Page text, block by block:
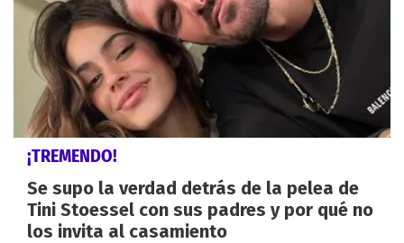
¡TREMENDO!
Se supo la verdad detrás de la pelea de
Tini Stoessel con sus padres y por qué no
los invita al casamiento